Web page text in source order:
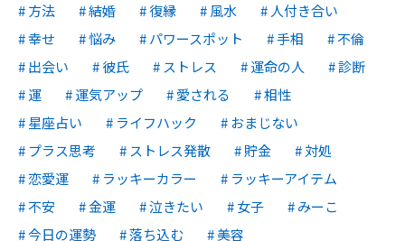
方法
結婚 復縁 風水
人付き合い
幸せ
悩み パワースポット 手相
不倫
出会い
彼氏 ストレス 運命の人
診断
運
運気アップ 愛される
相性
星座占い
ライフハック
おまじない
プラス思考
ストレス発散 貯金
対処
恋愛運
ラッキーカラー
ラッキーアイテム
不安
金運 泣きたい 女子
みーこ
今日の運勢
落ち込む 美容